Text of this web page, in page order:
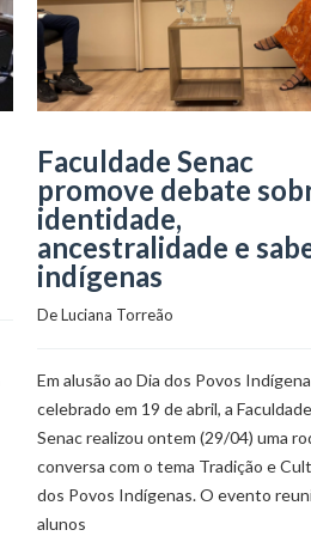
Faculdade Senac
promove debate
identidade,
ancestralidade e
indígenas
De Luciana Torreão
Em alusão ao Dia dos Povos
celebrado em 19 de abril, a Faculdade
Senac realizou ontem (29/04) uma
conversa com o tema Tradição e
dos Povos Indígenas. O evento
alunos